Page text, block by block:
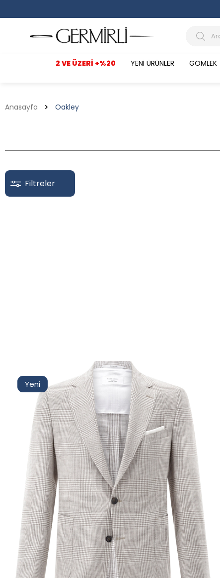
2 VE ÜZERI +%20 YENI ÜRÜNLER GÖMLEK
Anasayfa Oakley
Filtreler
Yeni